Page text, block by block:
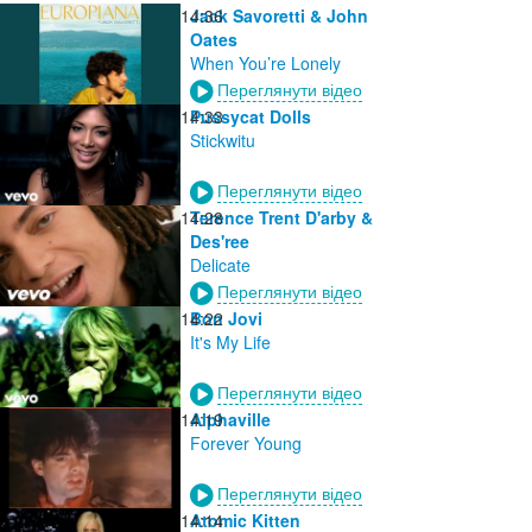
14:36
Jack Savoretti & John
Oates
When You’re Lonely
Переглянути відео
14:33
Pussycat Dolls
Stickwitu
Переглянути відео
14:28
Terence Trent D'arby &
Des'ree
Delicate
Переглянути відео
14:22
Bon Jovi
It's My Life
Переглянути відео
14:19
Alphaville
Forever Young
Переглянути відео
14:14
Atomic Kitten